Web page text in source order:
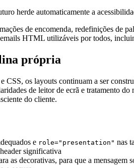
herde automaticamente a
de encomenda, redefinições de
HTML utilizáveis por todos,
própria
os layouts continuam a ser
de leitor de ecrã e tratamento
do cliente.
e role="presentation" nas
significativa
decorativas, para que a mensagem